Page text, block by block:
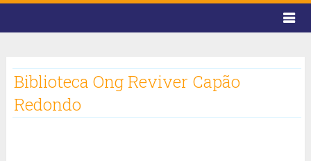
Biblioteca Ong Reviver Capão
Redondo